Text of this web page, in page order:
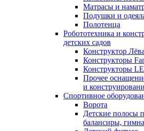
Матрасы и
Подушки и
Полотенца
Робототехника и
детских садов
Конструктор Лёва
Конструкторы
Конструкторы
Прочее
и
Спортивное
Ворота
Детские полосы
балансиры,